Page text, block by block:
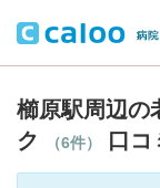
櫛原駅周辺の
ク
（6件） 口コ